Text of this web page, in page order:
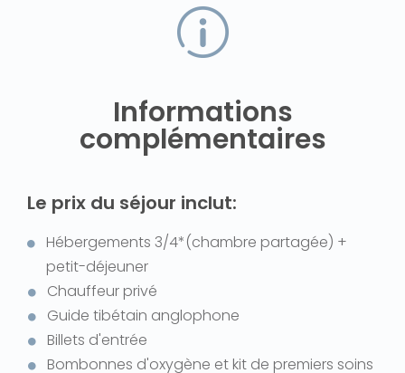
Informations
complémentaires
Le prix du séjour inclut:
Hébergements 3/4*(chambre partagée) +
petit-déjeuner
Chauffeur privé
Guide tibétain anglophone
Billets d'entrée
Bombonnes d'oxygène et kit de premiers soins